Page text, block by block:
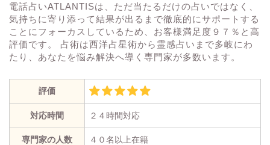
電話占いATLANTISは、ただ当たるだけの占いではなく、
気持ちに寄り添って結果が出るまで徹底的にサポートする
ことにフォーカスしているため、お客様満足度９７％と高
評価です。 占術は西洋占星術から霊感占いまで多岐にわ
たり、あなたを悩み解決へ導く専門家が多数います。
評価
対応時間 ２４時間対応
専門家の人数 ４０名以上在籍